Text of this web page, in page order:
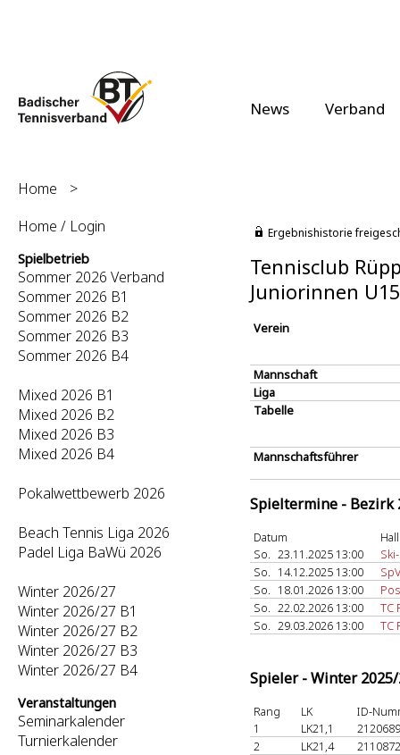
News Verband
Home
>
Home / Login
Spielbetrieb
Sommer 2026 Verband
Sommer 2026 B1
Sommer 2026 B2
Sommer 2026 B3
Sommer 2026 B4
Mixed 2026 B1
Mixed 2026 B2
Mixed 2026 B3
Mixed 2026 B4
Pokalwettbewerb 2026
Beach Tennis Liga 2026
Padel Liga BaWü 2026
Winter 2026/27
Winter 2026/27 B1
Winter 2026/27 B2
Winter 2026/27 B3
Winter 2026/27 B4
Veranstaltungen
Seminarkalender
Turnierkalender
Ergebnishistorie
Tennisclub
Juniorinnen
Verein
Mannschaft
Liga
Tabelle
Mannschaftsführer
Spieltermine - Bezirk
Datum
So. 23.11.2025 13:00
So. 14.12.2025 13:00
So. 18.01.2026 13:00
So. 22.02.2026 13:00
TC
So. 29.03.2026 13:00 TC
Spieler - Winter
Rang LK
ID-
1
LK21,1
2
LK21,4